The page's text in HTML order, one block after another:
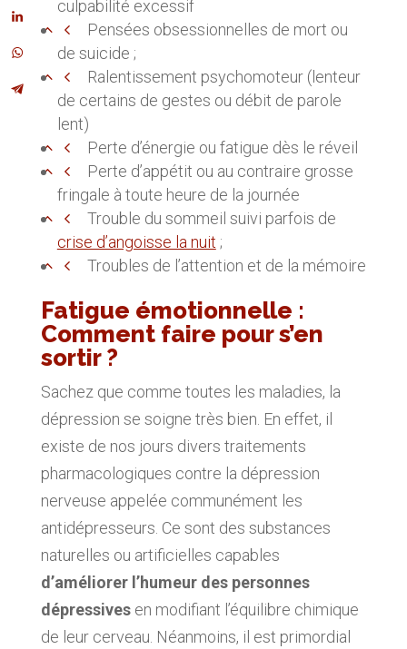
culpabilité excessif
Pensées obsessionnelles de mort ou
de suicide ;
Ralentissement psychomoteur (lenteur
de certains de gestes ou débit de parole
lent)
Perte d’énergie ou fatigue dès le réveil
Perte d’appétit ou au contraire grosse
fringale à toute heure de la journée
Trouble du sommeil suivi parfois de
crise d’angoisse la nuit ;
Troubles de l’attention et de la mémoire
Fatigue émotionnelle :
Comment faire pour s’en
sortir ?
Sachez que comme toutes les maladies, la
dépression se soigne très bien. En effet, il
existe de nos jours divers traitements
pharmacologiques contre la dépression
nerveuse appelée communément les
antidépresseurs. Ce sont des substances
naturelles ou artificielles capables
d’améliorer l’humeur des personnes
dépressivesen modifiant l’équilibre chimique
de leur cerveau. Néanmoins, il est primordial